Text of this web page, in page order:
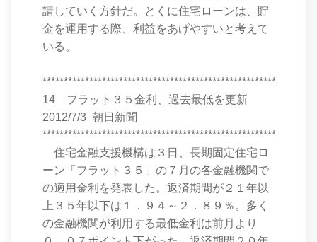
請していく方針だ。とくに住宅ローンは、貯
金を運用する際、利益をあげやすいと考えて
いる。
14 フラット３５金利、過去最低を更新
2012/7/3 朝日新聞
住宅金融支援機構は３日、長期固定住宅ロ
ーン「フラット３５」の７月の各金融機関で
の適用金利を発表した。返済期間が２１年以
上３５年以下は１．９４～２．８９％。多く
の金融機関が利用する最低金利は前月より